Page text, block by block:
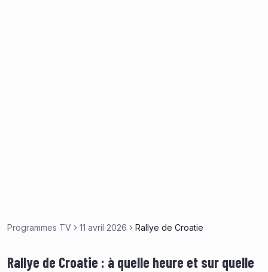
Programmes TV 11 avril 2026 Rallye de Croatie
Rallye de Croatie : à quelle heure et sur quelle